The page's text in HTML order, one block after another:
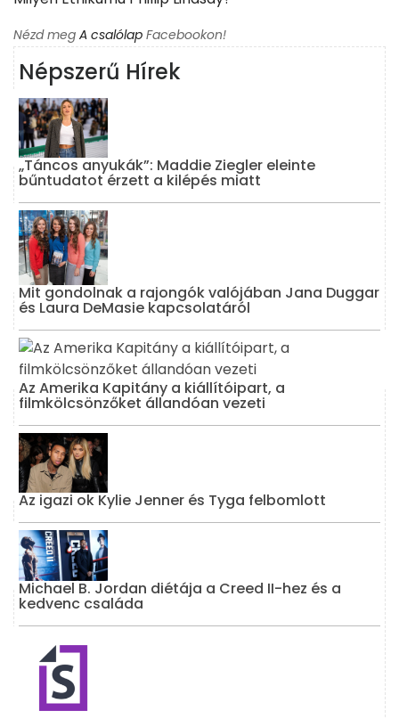
Nézd meg A csalólap Facebookon!
Népszerű Hírek
„Táncos anyukák”: Maddie Ziegler eleinte
bűntudatot érzett a kilépés miatt
Mit gondolnak a rajongók valójában Jana Duggar
és Laura DeMasie kapcsolatáról
Az Amerika Kapitány a kiállítóipart, a
filmkölcsönzőket állandóan vezeti
Az igazi ok Kylie Jenner és Tyga felbomlott
Michael B. Jordan diétája a Creed II-hez és a
kedvenc családa